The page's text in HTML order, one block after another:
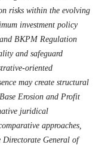
risks within the evolving
investment policy
BKPM Regulation
and safeguard
oriented
may create structural
Erosion and Profit
juridical
approaches,
Directorate General of